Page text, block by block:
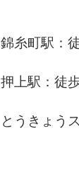
錦糸町駅：
押上駅：徒
とうきょう